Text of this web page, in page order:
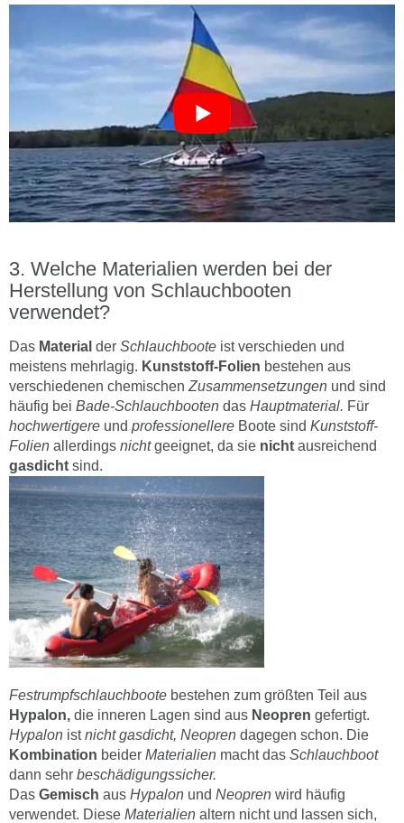
Welche Materialien werden bei der
Herstellung von Schlauchbooten
verwendet?
Das Material der Schlauchboote ist verschieden und
meistens mehrlagig. Kunststoff-Folien bestehen aus
verschiedenen chemischen Zusammensetzungen und sind
häufig bei Bade-Schlauchbooten das Hauptmaterial. Für
hochwertigere und professionellere Boote sind Kunststoff-
Folien allerdings nichtgeeignet, da sie nicht ausreichend
gasdicht sind.
Festrumpfschlauchboote bestehen zum größten Teil aus
Hypalon, die inneren Lagen sind aus Neopren gefertigt.
Hypalon istnicht gasdicht, Neopren dagegen schon. Die
Kombination beider Materialien macht das Schlauchboot
dann sehr beschädigungssicher.
Das Gemisch aus Hypalon und Neopren wird häufig
verwendet. Diese Materialien altern nicht und lassen sich,